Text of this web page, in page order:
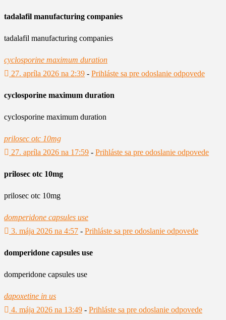
tadalafil manufacturing companies
tadalafil manufacturing companies
cyclosporine maximum duration
27. apríla 2026 na 2:39 - Prihláste sa pre odoslanie odpovede
cyclosporine maximum duration
cyclosporine maximum duration
prilosec otc 10mg
27. apríla 2026 na 17:59 - Prihláste sa pre odoslanie odpovede
prilosec otc 10mg
prilosec otc 10mg
domperidone capsules use
3. mája 2026 na 4:57 - Prihláste sa pre odoslanie odpovede
domperidone capsules use
domperidone capsules use
dapoxetine in us
4. mája 2026 na 13:49 - Prihláste sa pre odoslanie odpovede